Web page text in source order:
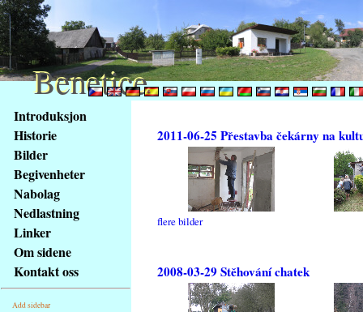
obsah
stránky
Klávesové
zkratky
tomto
webu
základní
Hlavní
strana
Introduksjon
Historie
Bilder
Begivenheter
Nabolag
Nedlastning
Linker
Om sidene
Kontakt oss
Add sidebar
2011-06-25 Přestavba čekárny na
flere bilder
2008-03-29 Stěhování chatek
Benetice
Benetice